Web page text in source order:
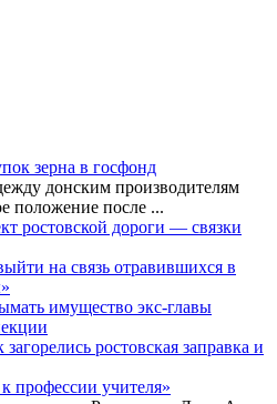
зерна в госфонд
донским производителям
положение после ...
ростовской дороги — связки
на связь отравившихся в
имущество экс-главы
ростовская заправка и
профессии учителя»